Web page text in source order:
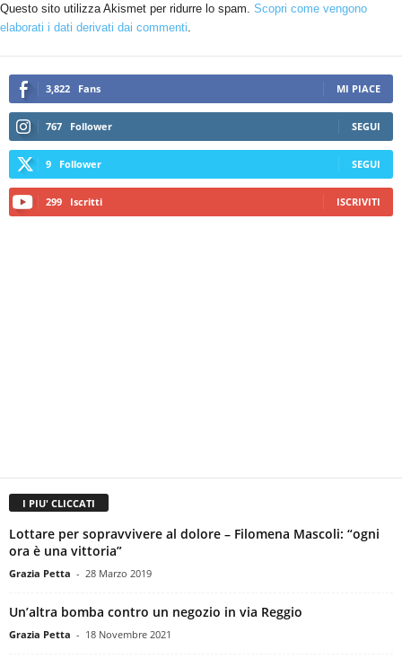
Questo sito utilizza Akismet per ridurre lo spam. Scopri come vengono
elaborati i dati derivati dai commenti.
3,822 Fans MI PIACE
767 Follower SEGUI
9 Follower SEGUI
299 Iscritti ISCRIVITI
I PIU' CLICCATI
Lottare per sopravvivere al dolore – Filomena Mascoli: “ogni
ora è una vittoria”
Grazia Petta - 28 Marzo 2019
Un’altra bomba contro un negozio in via Reggio
Grazia Petta - 18 Novembre 2021